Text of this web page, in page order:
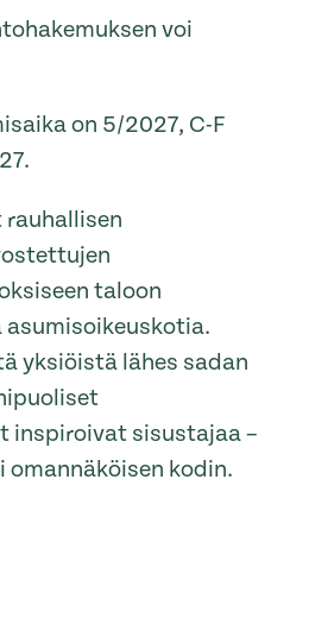
voi
on 5/2027, C-F
taloon
asumisoikeuskotia.
yksiöistä lähes sadan
inspiroivat sisustajaa –
kodin.